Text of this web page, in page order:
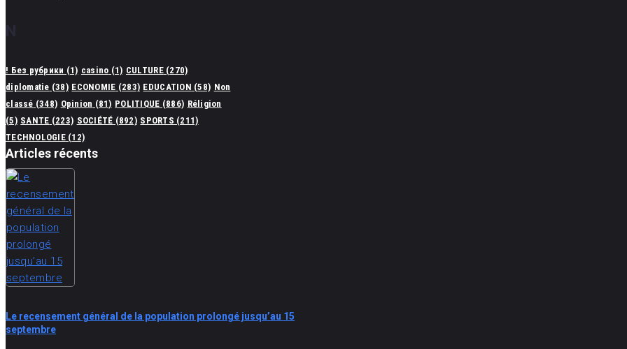
N
! Без рубрики (1) casino (1) CULTURE(270)
diplomatie (38) ECONOMIE (283) EDUCATION (58) Non
classé (348) Opinion (81) POLITIQUE (886) Réligion
(5) SANTE (223) SOCIÉTÉ (892) SPORTS (211)
TECHNOLOGIE(12)
Articles récents
Le recensement général de la population prolongé jusqu’au 15
septembre